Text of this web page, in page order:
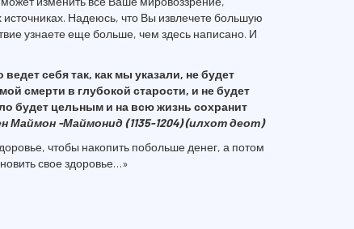
Надеюсь, что Вы извлечете большую
узнаете еще больше, чем здесь написано. И
себя так, как мы указали, не будет
смерти в глубокой старости, и не будет
будет цельным и на всю жизнь сохранит
Маймон -Маймонид (1135-1204) (илхот деот)
чтобы накопить побольше денег, а потом
свое здоровье…»